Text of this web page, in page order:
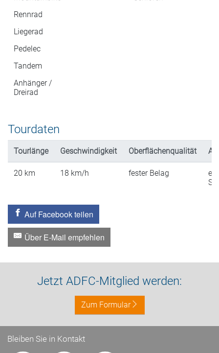
Rennrad
Liegerad
Pedelec
Tandem
Anhänger /
Dreirad
Tourdaten
Tourlänge Geschwindigkeit Oberflächenqualität
20 km 18 km/h fester Belag
Auf Facebook teilen
Über E-Mail empfehlen
Jetzt ADFC-Mitglied werden:
Zum Formular
Bleiben Sie in Kontakt